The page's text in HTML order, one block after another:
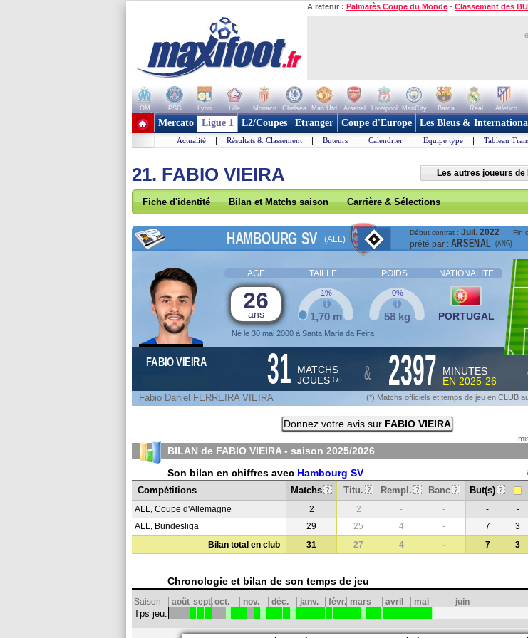
A retenir : Palmarès Coupe du Monde - Classement des
OM PSG Lyon Lille Monaco Chelsea Man Utd Arsenal Liverpool ManCity Barca Real Atletico
+ de clubs
Mercato Ligue 1 L2/Coupes Etranger Coupe d'Europe Les Bleus &
Actualité | Résultats & Classement | Buteurs | Calendrier | Equipe type | Tableau
21. FABIO VIEIRA Les autres joueurs de
Fiche d'identité Bilan et Matchs saison Carrière & Sélections
HAMBOURG SV (ALL)
Début contrat : Juil. 2022 Fin
prêté par : ARSENAL (ANG)
AGE TAILLE POIDS NATIONALITE
26
ans
Né le 30 mai 2000 à Santa Maria da Feira
1,70 m
1%
58 kg
0%
PORTUGAL
FABIO VIEIRA 31 MATCHS
JOUES (*) & 2397 MINUTES
EN 2025-26
Fábio Daniel FERREIRA VIEIRA (*) Matchs officiels et temps de jeu en CLUB
Donnez votre avis sur FABIO VIEIRA
BILAN de FABIO VIEIRA - saison 2025/2026
Son bilan en chiffres avec Hambourg SV
Compétitions
Matchs ? Titu. ? Rempl. ? Banc ? But(s) ?
ALL, Coupe d'Allemagne 2 2 - - - -
ALL, Bundesliga
29 25 4 - 7 3
Bilan total en club
31 27 4 - 7 3
Chronologie et bilan de son temps de jeu
Saison août sept.oct. nov. déc. janv. févr. mars avril mai juin
Tps jeu: